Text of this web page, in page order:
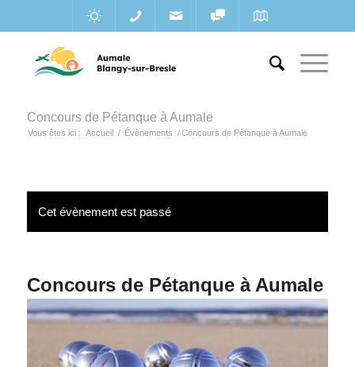
Concours de Pétanque à Aumale
Vous êtes ici : Accueil / Évènements / Concours de Pétanque à Aumale
Cet évènement est passé
Concours de Pétanque à Aumale